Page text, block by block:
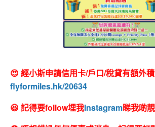
😍 經小斯申請信用卡/戶口/稅貸有額外
flyformiles.hk/20634
😆 記得要follow埋我Instagram睇我啲